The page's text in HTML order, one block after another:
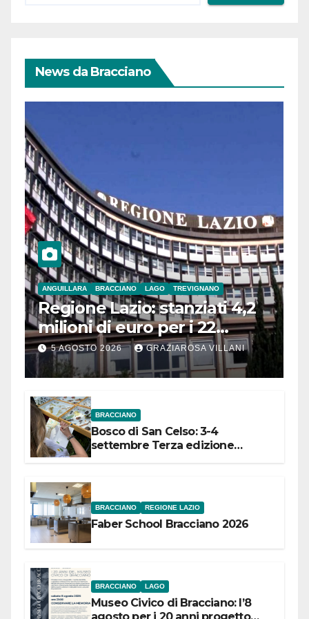
News da Bracciano
ANGUILLARA BRACCIANO LAGO TREVIGNANO
Regione Lazio: stanziati 4,2
milioni di euro per i 22
Comuni dell’Etruria
Meridionale
5 AGOSTO 2026 GRAZIAROSA VILLANI
BRACCIANO
Bosco di San Celso: 3-4
settembre Terza edizione
BRACCIANO REGIONE LAZIO
Faber School Bracciano 2026
BRACCIANO LAGO
Museo Civico di Bracciano: l’8
agosto per i 20 anni progetto